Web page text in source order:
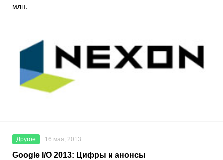
млн.
Другое 16 мая, 2013
Google I/O 2013: Цифры и анонсы